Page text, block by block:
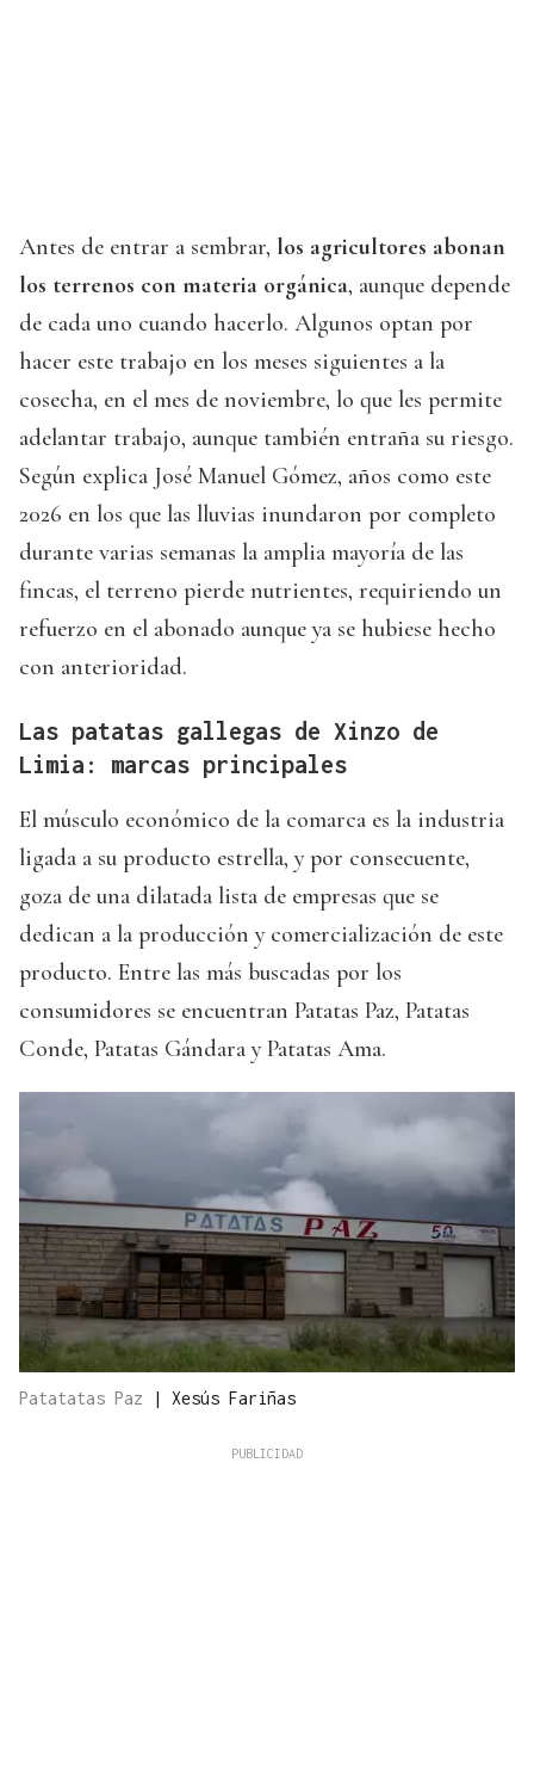
Antes de entrar a sembrar, los agricultores abonan
los terrenos con materia orgánica, aunque depende
de cada uno cuando hacerlo. Algunos optan por
hacer este trabajo en los meses siguientes a la
cosecha, en el mes de noviembre, lo que les permite
adelantar trabajo, aunque también entraña su riesgo.
Según explica José Manuel Gómez, años como este
2026 en los que las lluvias inundaron por completo
durante varias semanas la amplia mayoría de las
fincas, el terreno pierde nutrientes, requiriendo un
refuerzo en el abonado aunque ya se hubiese hecho
con anterioridad.
Las patatas gallegas de Xinzo de
Limia: marcas principales
El músculo económico de la comarca es la industria
ligada a su producto estrella, y por consecuente,
goza de una dilatada lista de empresas que se
dedican a la producción y comercialización de este
producto. Entre las más buscadas por los
consumidores se encuentran Patatas Paz, Patatas
Conde, Patatas Gándara y Patatas Ama.
Patatatas Paz | Xesús Fariñas